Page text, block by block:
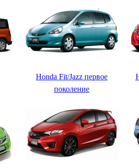
Honda Fit/Jazz первое
поколение